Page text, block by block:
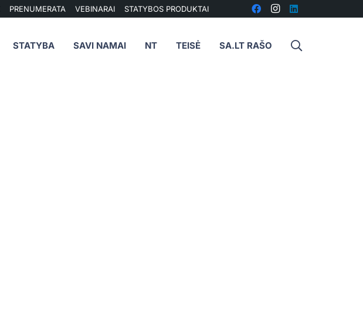
PRENUMERATA VEBINARAI STATYBOS PRODUKTAI
STATYBA SAVI NAMAI NT TEISĖ SA.LT RAŠO